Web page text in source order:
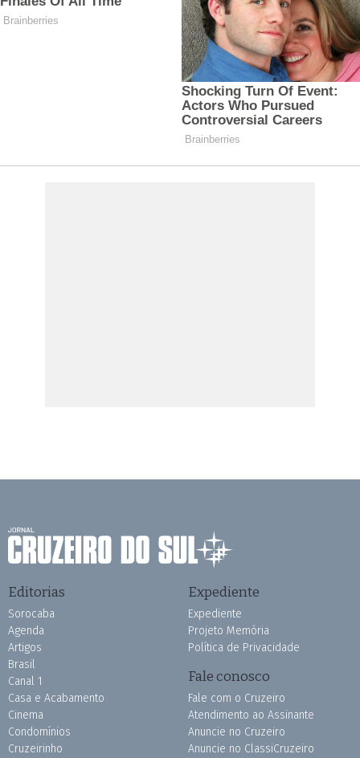
Editorias
Sorocaba
Agenda
Artigos
Brasil
Canal 1
Casa e Acabamento
Cinema
Condomínios
Cruzeirinho
Expediente
Expediente
Projeto Memória
Política de Privacidade
Fale conosco
Fale com o Cruzeiro
Atendimento ao Assinante
Anuncie no Cruzeiro
Anuncie no ClassiCruzeiro